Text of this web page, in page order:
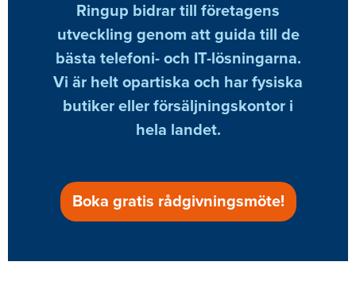
Ringup bidrar till företagens
utveckling genom att guida till de
bästa telefoni- och IT-lösningarna.
Vi är helt opartiska och har fysiska
butiker eller försäljningskontor i
hela landet.
Boka gratis rådgivningsmöte!